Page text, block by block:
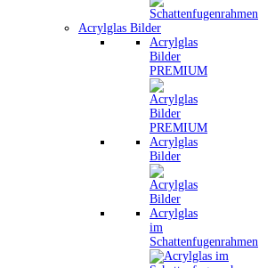
Acrylglas Bilder
Acrylglas
Bilder
PREMIUM
Acrylglas
Bilder
Acrylglas
im
Schattenfugenrahmen